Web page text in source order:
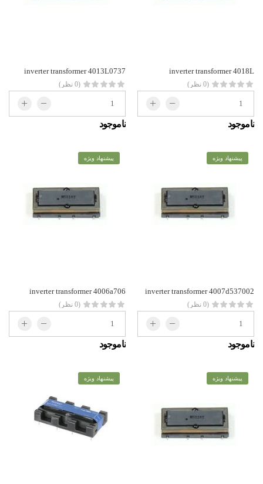
inverter transformer 4018L
(0 نظر)
ناموجود
inverter transformer 4013L0737
(0 نظر)
ناموجود
پیشنهاد ویژه
inverter transformer 4007d537002
(0 نظر)
ناموجود
پیشنهاد ویژه
inverter transformer 4006a706
(0 نظر)
ناموجود
پیشنهاد ویژه پیشنهاد ویژه